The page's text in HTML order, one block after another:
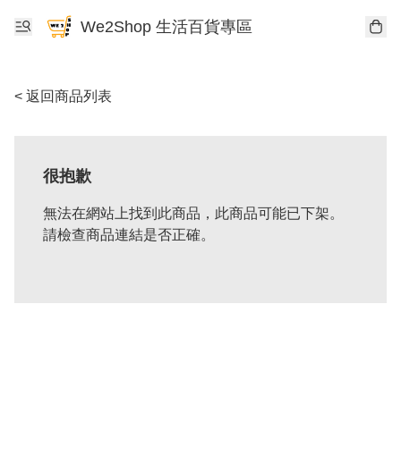
We2Shop 生活百貨專區
< 返回商品列表
很抱歉
無法在網站上找到此商品，此商品可能已下架。
請檢查商品連結是否正確。